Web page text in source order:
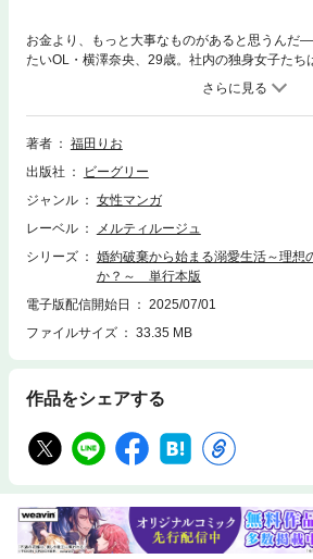
お金より、もっと大事なものがあると思うん
たいOL・横澤奈央、29歳。社内の独身女子たち
形部署のエースたちを狙っているが、ぶりっ子
てしまった!! そんな中、奈央は、夫の年収が低
児を分担できる「低姿勢・低依存・低リスク」
を築くことが幸せなのではと考えるように。心
近、彼から「別れたいです」とメッセージが…!!
なったと言うその浮気相手は、まさかのみんな
著者
福田りお
出版社
ビーグリー
ジャンル
女性マンガ
レーベル
メルティルージュ
シリーズ
婚約破棄から始まる溺愛生活～理想
か？～ 単行本版
電子版配信開始日
2025/07/01
ファイルサイズ
33.35 MB
作品をシェアする